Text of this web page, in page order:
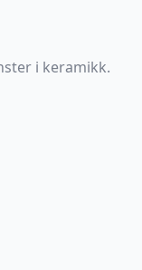
i keramikk.